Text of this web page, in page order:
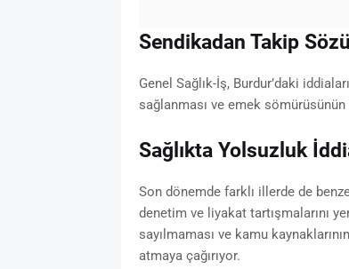
Sendikadan Takip Sözü
Genel Sağlık-İş, Burdur’daki
sağlanması ve emek
Sağlıkta Yolsuzluk
Son dönemde farklı illerde de
denetim ve liyakat tartışmalarını
sayılmaması ve kamu
atmaya çağırıyor.